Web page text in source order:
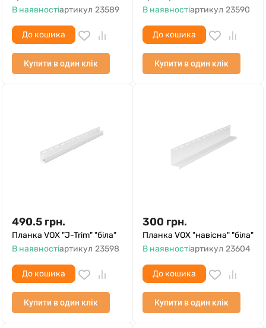
В наявностіартикул 23589
До кошика
Купити в один клік
В наявностіартикул 23590
До кошика
Купити в один клік
490.5 грн.
Планка VOX "J-Trim" "біла"
В наявностіартикул 23598
До кошика
Купити в один клік
300 грн.
Планка VOX "навісна" "біла"
В наявностіартикул 23604
До кошика
Купити в один клік